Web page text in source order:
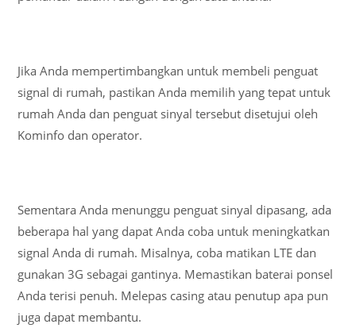
Jika Anda mempertimbangkan untuk membeli penguat
signal di rumah, pastikan Anda memilih yang tepat untuk
rumah Anda dan penguat sinyal tersebut disetujui oleh
Kominfo dan operator.
Sementara Anda menunggu penguat sinyal dipasang, ada
beberapa hal yang dapat Anda coba untuk meningkatkan
signal Anda di rumah. Misalnya, coba matikan LTE dan
gunakan 3G sebagai gantinya. Memastikan baterai ponsel
Anda terisi penuh. Melepas casing atau penutup apa pun
juga dapat membantu.